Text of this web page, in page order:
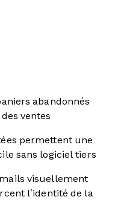
abandonnés
ventes
permettent une
sans logiciel tiers
visuellement
l’identité de la